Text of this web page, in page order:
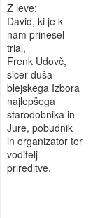
Z leve:
David, ki je k
nam prinesel
trial,
Frenk Udovč,
sicer duša
blejskega Izbora
najlepšega
starodobnika in
Jure, pobudnik
in organizator ter
voditelj
prireditve.